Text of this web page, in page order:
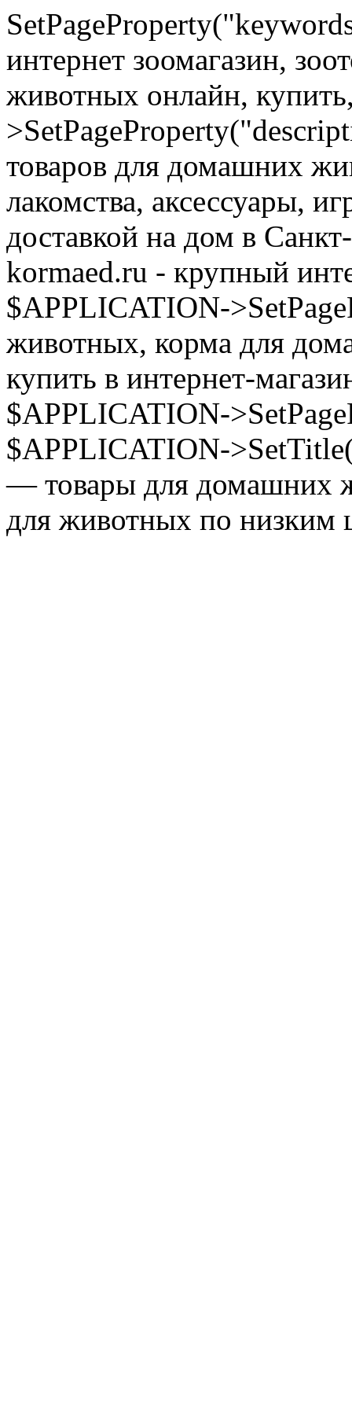
интернет зоомагазин,
животных онлайн,
товаров для домашних
лакомства, аксессуары,
доставкой на дом в
kormaed.ru - крупный
$APPLICATION-
животных, корма для
купить в интернет-
$APPLICATION-
$APPLICATION-
— товары для домашних
для животных по низким